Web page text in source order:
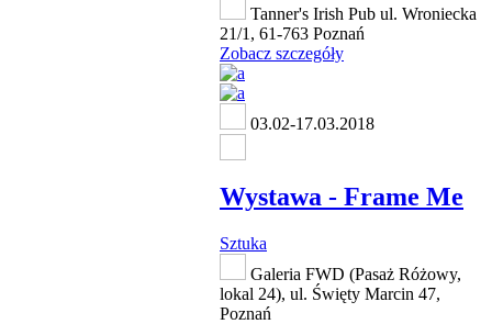
Tanner's Irish Pub ul. Wroniecka
21/1, 61-763 Poznań
Zobacz szczegóły
03.02-17.03.2018
Wystawa - Frame Me
Sztuka
Galeria FWD (Pasaż Różowy,
lokal 24), ul. Święty Marcin 47,
Poznań